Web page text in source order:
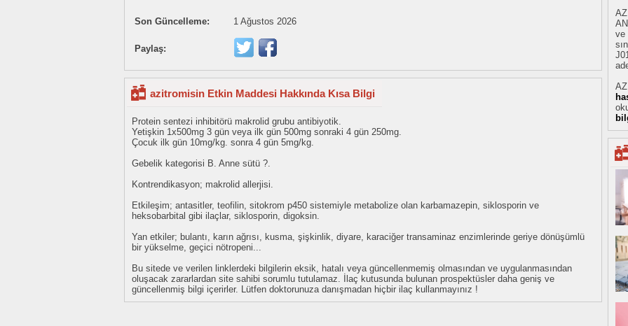
Son Güncelleme: 1 Ağustos 2026
Paylaş:
azitromisin Etkin Maddesi Hakkında Kısa Bilgi
Protein sentezi inhibitörü makrolid grubu antibiyotik.
Yetişkin 1x500mg 3 gün veya ilk gün 500mg sonraki 4 gün 250mg.
Çocuk ilk gün 10mg/kg. sonra 4 gün 5mg/kg.
Gebelik kategorisi B. Anne sütü ?.
Kontrendikasyon; makrolid allerjisi.
Etkileşim; antasitler, teofilin, sitokrom p450 sistemiyle metabolize olan karbamazepin, siklosporin ve
heksobarbital gibi ilaçlar, siklosporin, digoksin.
Yan etkiler; bulantı, karın ağrısı, kusma, şişkinlik, diyare, karaciğer transaminaz enzimlerinde geriye dönüşümlü
bir yükselme, geçici nötropeni...
Bu sitede ve verilen linklerdeki bilgilerin eksik, hatalı veya güncellenmemiş olmasından ve uygulanmasından
oluşacak zararlardan site sahibi sorumlu tutulamaz. İlaç kutusunda bulunan prospektüsler daha geniş ve
güncellenmiş bilgi içerirler. Lütfen doktorunuza danışmadan hiçbir ilaç kullanmayınız !
ve